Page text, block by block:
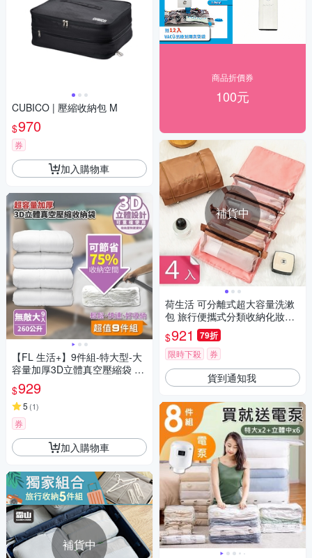
CUBICO | 壓縮收納包 M
$970
券
加入購物車
【FL 生活+】9件組-特大型-大
容量加厚3D立體真空壓縮袋 收
納袋(可重覆使用/真空收納/棉
被/衣物/FL_021*3)
$929
5 (1)
券
加入購物車
補貨中
商品折價券
100元
補貨中
荷生活 可分離式超大容量洗漱
包 旅行便攜式分類收納化妝包-
4入
$921 79折
限時下殺 券
貨到通知我